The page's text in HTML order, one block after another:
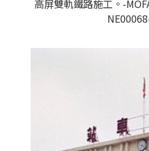
高屏雙軌鐵路施工。-